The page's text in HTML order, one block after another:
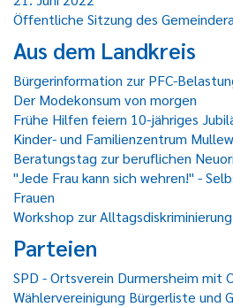
Öffentliche Sitzung des
Aus dem Landkreis
Bürgerinformation zur PFC-
Der Modekonsum von morgen
Frühe Hilfen feiern 10-jähriges
Kinder- und Familienzentrum
Beratungstag zur beruflichen
"Jede Frau kann sich wehren!" -
Frauen
Workshop zur Alltagsdiskriminierung
Parteien
SPD - Ortsverein Durmersheim mit
Wählervereinigung Bürgerliste und